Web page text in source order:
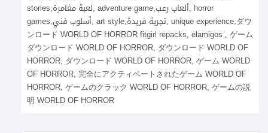
stories,لعبة مغامرة, adventure game,ألعاب رعب, horror
games,أسلوب فني, art style,تجربة فريدة, unique experience,ダウ
ンロード WORLD OF HORROR fitgirl repacks, elamigos , ゲーム
ダウンロード WORLD OF HORROR, ダウンロード WORLD OF
HORROR, ダウンロード WORLD OF HORROR, ゲーム WORLD
OF HORROR, 完全にアクティベートされたゲーム WORLD OF
HORROR, ゲームのクラック WORLD OF HORROR, ゲームの説
明 WORLD OF HORROR